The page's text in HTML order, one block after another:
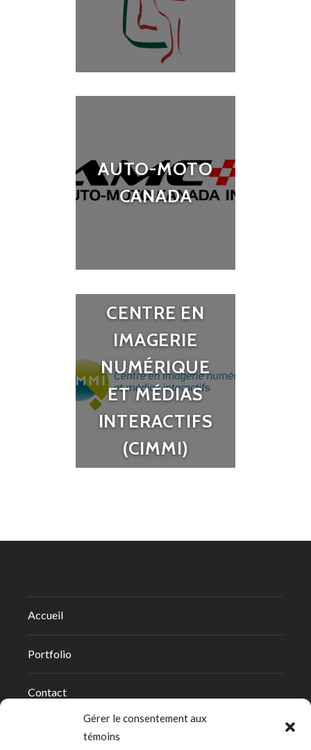
Gérer le consentement aux
témoins
AUTO-MOTO
CANADA
CENTRE EN
IMAGERIE
NUMÉRIQUE
ET MÉDIAS
INTERACTIFS
(CIMMI)
Accueil
Portfolio
Contact